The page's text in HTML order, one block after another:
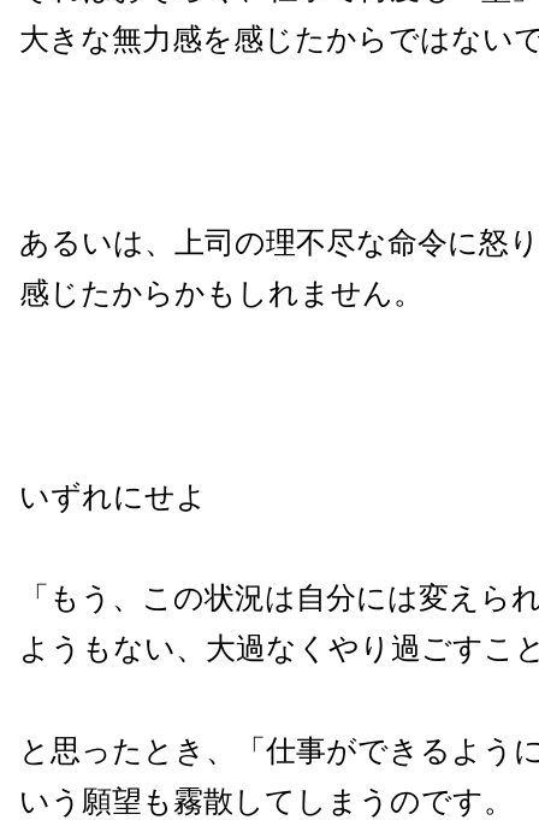
大きな無力感を感じたからではない
あるいは、上司の理不尽な命令に怒
感じたからかもしれません。
いずれにせよ
「もう、この状況は自分には変えら
ようもない、大過なくやり過ごすこ
と思ったとき、「仕事ができるよう
いう願望も霧散してしまうのです。